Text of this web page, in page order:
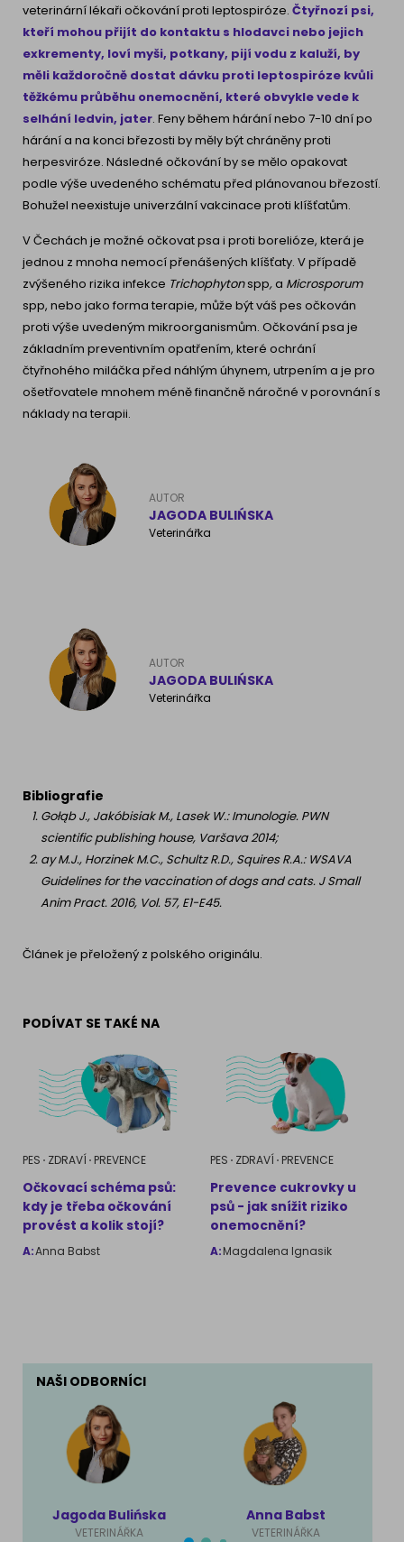
veterinární lékaři očkování proti leptospiróze. Čtyřnozí psi,
kteří mohou přijít do kontaktu s hlodavci nebo jejich
exkrementy, loví myši, potkany, pijí vodu z kaluží, by
měli každoročně dostat dávku proti leptospiróze kvůli
těžkému průběhu onemocnění, které obvykle vede k
selhání ledvin, jater. Feny během hárání nebo 7-10 dní po
hárání a na konci březosti by měly být chráněny proti
herpesviróze. Následné očkování by se mělo opakovat
podle výše uvedeného schématu před plánovanou březostí.
Bohužel neexistuje univerzální vakcinace proti klíšťatům.
V Čechách je možné očkovat psa i proti borelióze, která je
jednou z mnoha nemocí přenášených klíšťaty. V případě
zvýšeného rizika infekce Trichophytonspp,a Microsporum
spp, nebo jako forma terapie, může být váš pes očkován
proti výše uvedeným mikroorganismům. Očkování psa je
základním preventivním opatřením, které ochrání
čtyřnohého miláčka před náhlým úhynem, utrpením a je pro
ošetřovatele mnohem méně finančně náročné v porovnání s
náklady na terapii.
AUTOR
JAGODA BULIŃSKA
Veterinářka
AUTOR
JAGODA BULIŃSKA
Veterinářka
Bibliografie
Gołąb J., Jakóbisiak M., Lasek W.: Imunologie. PWN
scientific publishing house, Varšava 2014;
ay M.J., Horzinek M.C., Schultz R.D., Squires R.A.: WSAVA
Guidelines for the vaccination of dogs and cats. J Small
Anim Pract. 2016, Vol. 57, E1-E45.
Článek je přeložený z polského originálu.
PODÍVAT SE TAKÉ NA
PES ZDRAVÍ PREVENCE
Očkovací schéma psů:
kdy je třeba očkování
provést a kolik stojí?
A:Anna Babst
PES ZDRAVÍ PREVENCE
Prevence cukrovky u
psů - jak snížit riziko
onemocnění?
A:Magdalena Ignasik
NAŠI ODBORNÍCI
Jagoda Bulińska
VETERINÁŘKA
Anna Babst
VETERINÁŘKA